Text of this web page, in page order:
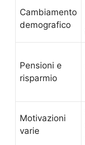
Cambiamento
demografico
Pensioni e
risparmio
Motivazioni
varie